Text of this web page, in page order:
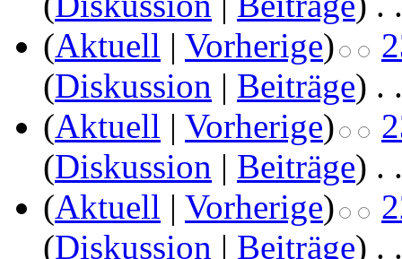
(Aktuell | Vorherige)
(Diskussion | Beiträge) . .
(Aktuell | Vorherige)
(Diskussion | Beiträge) . .
(Aktuell | Vorherige)
(Diskussion | Beiträge) . .